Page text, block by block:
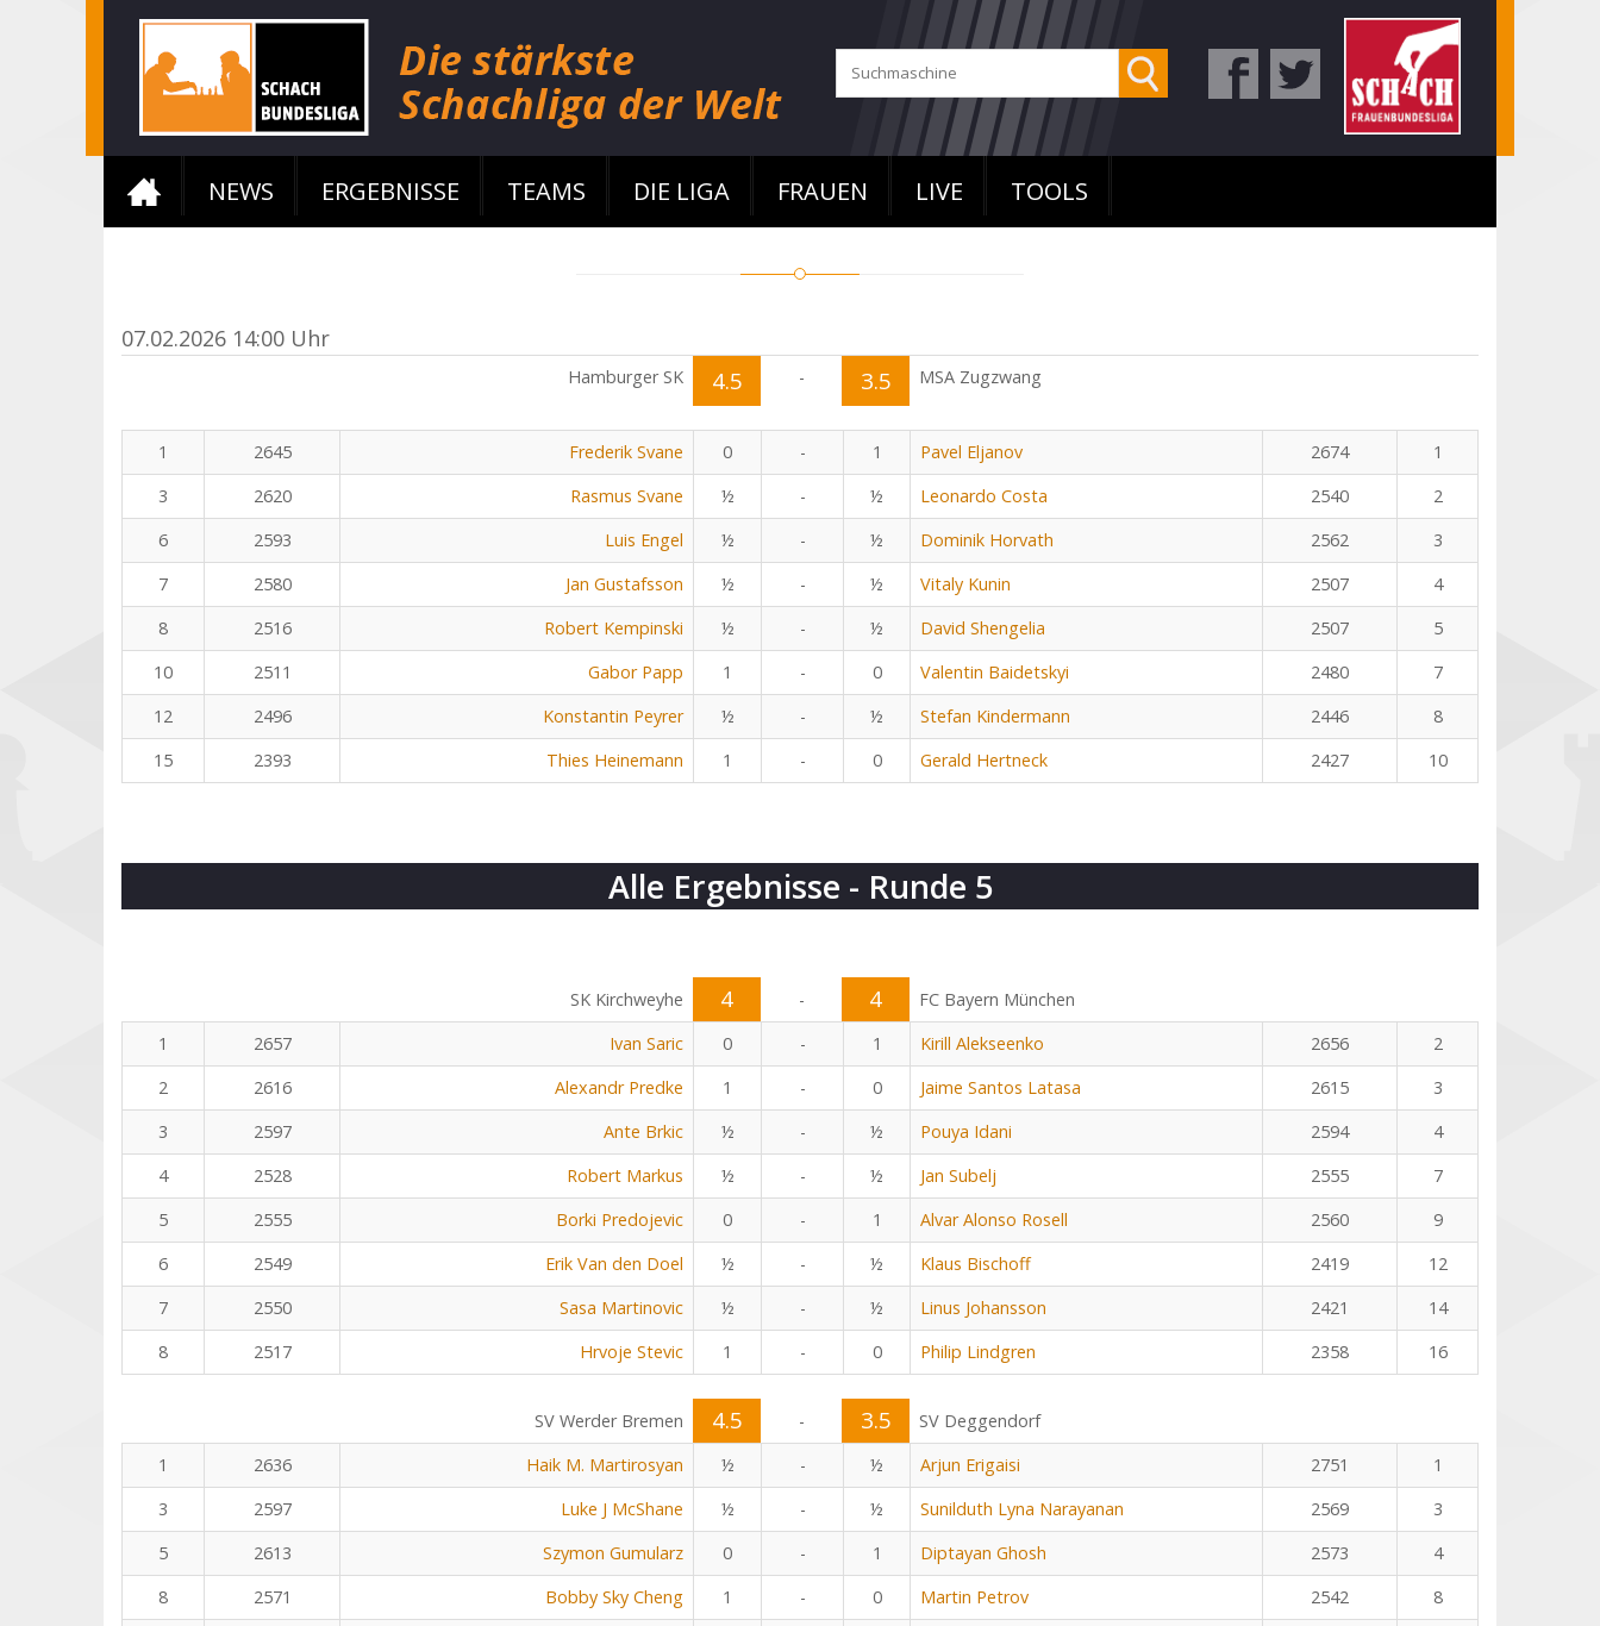
NEWS ERGEBNISSE TEAMS DIE LIGA FRAUEN LIVE TOOLS
07.02.2026 14:00 Uhr
Hamburger SK 4.5 - 3.5 MSA Zugzwang
1 2645 Frederik Svane 0 - 1 Pavel Eljanov 2674
1
3
2620 Rasmus Svane ½ - ½ Leonardo Costa 2540
2
6
2593 Luis Engel ½ - ½ Dominik Horvath 2562
3
7
2580 Jan Gustafsson ½ - ½ Vitaly Kunin 2507
4
8
2516 Robert Kempinski ½ - ½ David Shengelia 2507
5
10
2511 Gabor Papp 1 - 0 Valentin Baidetskyi 2480
7
12
2496 Konstantin Peyrer ½ - ½ Stefan Kindermann 2446
8
15
2393 Thies Heinemann 1 - 0 Gerald Hertneck 2427 10
Alle Ergebnisse - Runde 5
SK Kirchweyhe 4 - 4
FC Bayern München
1
2657 Ivan Saric 0 - 1 Kirill Alekseenko 2656
2
2
2616 Alexandr Predke 1 - 0 Jaime Santos Latasa 2615
3
3
2597 Ante Brkic ½ - ½ Pouya Idani 2594
4
4
2528 Robert Markus ½ - ½ Jan Subelj 2555
7
5
2555 Borki Predojevic 0 - 1 Alvar Alonso Rosell 2560
9
6
2549 Erik Van den Doel ½ - ½ Klaus Bischoff 2419
12
7
2550 Sasa Martinovic ½ - ½ Linus Johansson 2421
14
8
2517 Hrvoje Stevic 1 - 0 Philip Lindgren 2358 16
SV Werder Bremen 4.5 - 3.5
SV Deggendorf
1
2636 Haik M. Martirosyan ½ - ½ Arjun Erigaisi 2751
1
3
2597 Luke J McShane ½ - ½ Sunilduth Lyna Narayanan 2569
3
5
2613 Szymon Gumularz 0 - 1 Diptayan Ghosh 2573
4
8
2571 Bobby Sky Cheng 1 - 0 Martin Petrov 2542
8